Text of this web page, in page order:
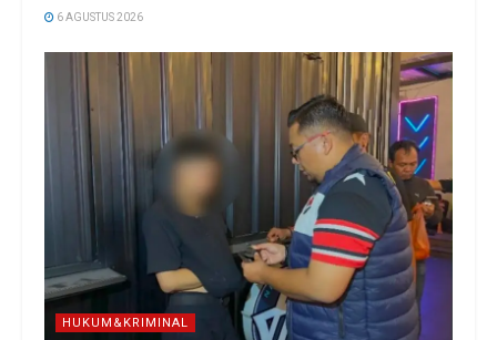
6 AGUSTUS 2026
HUKUM&KRIMINAL